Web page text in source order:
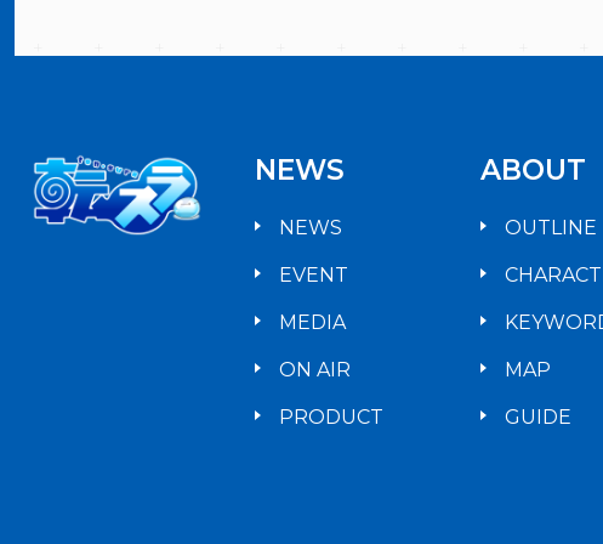
NEWS
NEWS
EVENT
MEDIA
ON AIR
PRODUCT
ABOUT
OUTLINE
MAP
GUIDE